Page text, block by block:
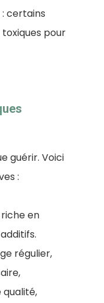
certains
pour
guérir. Voici
:
riche en
régulier,
qualité,